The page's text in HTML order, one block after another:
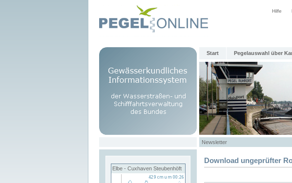
Hilfe
Start Pegelauswahl über
Newsletter
Elbe - Cuxhaven Steubenhöft
Download ungeprüfter